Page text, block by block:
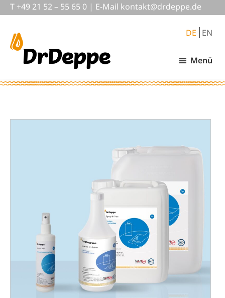
Skip
to
content
Zur
Fußzeile
T +49 21 52 – 55 65 0 | E-Mail ed.ep
pedrd
@tkat
nok
DE EN
schützen,
Menü